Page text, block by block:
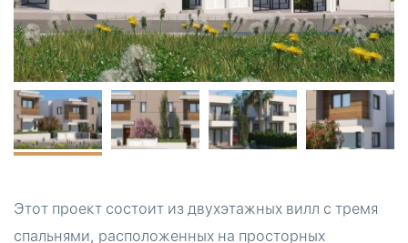
Этот проект состоит из двухэтажных вилл с тремя
спальнями, расположенных на просторных